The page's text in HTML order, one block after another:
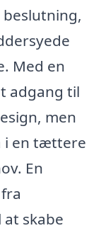
Med en
adgang til
men
i en tættere
En
skabe